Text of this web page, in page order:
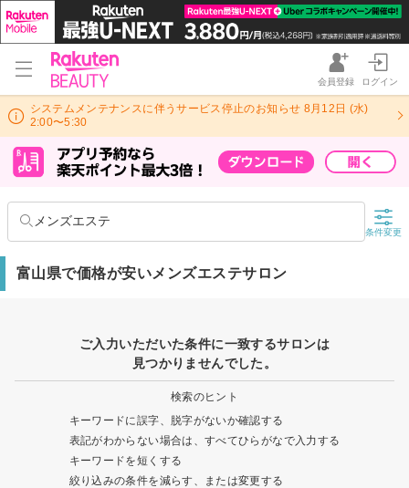
会員登録 ログイン
システムメンテナンスに伴うサービス停止のお知らせ 8月12日 (水)
2:00〜5:30
メンズエステ
条件変更
富山県で価格が安いメンズエステサロン
ご入力いただいた条件に一致するサロンは
見つかりませんでした。
検索のヒント
キーワードに誤字、脱字がないか確認する
表記がわからない場合は、すべてひらがなで入力する
キーワードを短くする
絞り込みの条件を減らす、または変更する